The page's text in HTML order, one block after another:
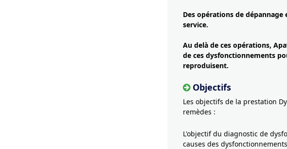
Des opérations de
service.
Au delà de ces opérations,
de ces dysfonctionnements
reproduisent.
Objectifs
Les objectifs de la prestation
remèdes :
L'objectif du diagnostic de
causes des